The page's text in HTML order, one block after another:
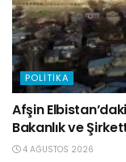
POLITIKA
Afşin
Bakanlık ve
4 AĞUSTOS 2026